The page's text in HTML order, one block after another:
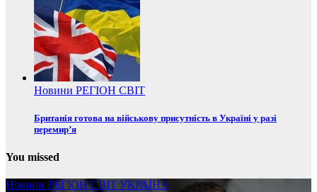
Новини РЕГІОН СВІТ
Британія готова на військову присутність в Україні у разі
перемир’я
You missed
Новини РЕГІОНСВІТ УКРАЇНА